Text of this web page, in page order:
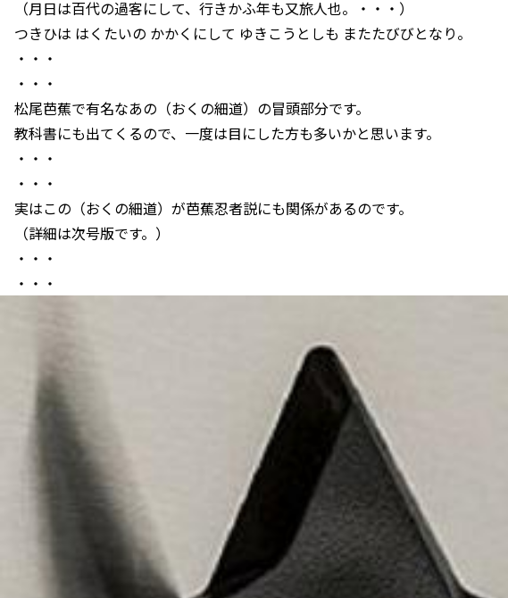
（月日は百代の過客にして、行きかふ年も又旅人也。・・・）
つきひは はくたいの かかくにして ゆきこうとしも またたびびとなり。
・・・
・・・
松尾芭蕉で有名なあの（おくの細道）の冒頭部分です。
教科書にも出てくるので、一度は目にした方も多いかと思います。
・・・
・・・
実はこの（おくの細道）が芭蕉忍者説にも関係があるのです。
（詳細は次号版です。）
・・・
・・・